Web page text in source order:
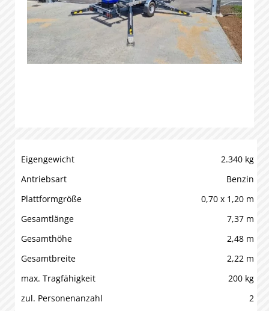
Eigengewicht
2.340 kg
Antriebsart
Benzin
Plattformgröße
0,70 x 1,20 m
Gesamtlänge
7,37 m
Gesamthöhe
2,48 m
Gesamtbreite
2,22 m
max. Tragfähigkeit
200 kg
zul. Personenanzahl
2